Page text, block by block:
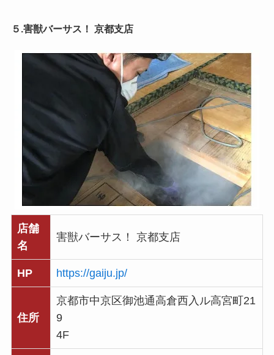
５.害獣バーサス！ 京都支店
店舗
名
害獣バーサス！ 京都支店
HP https://gaiju.jp/
住所
京都市中京区御池通高倉西入ル高宮町21
9
4F